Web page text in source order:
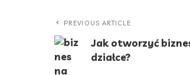
PREVIOUS ARTICLE
Jak otworzyć
działce?